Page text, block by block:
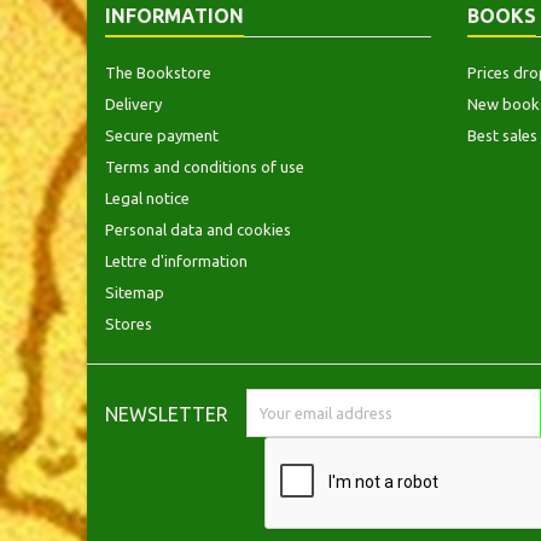
INFORMATION
The Bookstore
Delivery
Secure payment
Terms and conditions of use
Legal notice
Personal data and cookies
Lettre d'information
Sitemap
Stores
BOOKS
Prices
New
Best sales
NEWSLETTER